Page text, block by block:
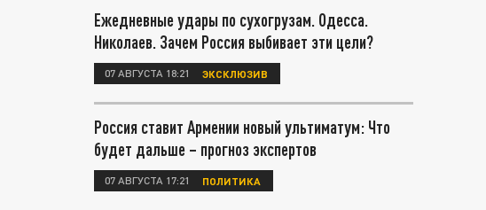
Ежедневные удары по сухогрузам. Одесса.
Николаев. Зачем Россия выбивает эти цели?
07 АВГУСТА 18:21 ЭКСКЛЮЗИВ
Россия ставит Армении новый ультиматум: Что
будет дальше – прогноз экспертов
07 АВГУСТА 17:21 ПОЛИТИКА